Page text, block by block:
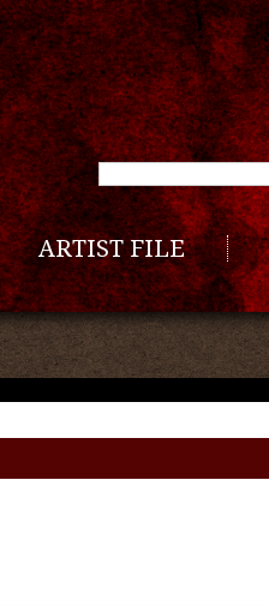
ARTIST FILE